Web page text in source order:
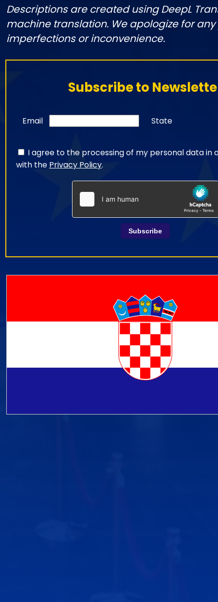
Descriptions are created using DeepL
machine translation. We apologize for
imperfections or inconvenience.
Subscribe to
Email State
I agree to the processing of my personal data in
with the Privacy Policy.
Subscribe